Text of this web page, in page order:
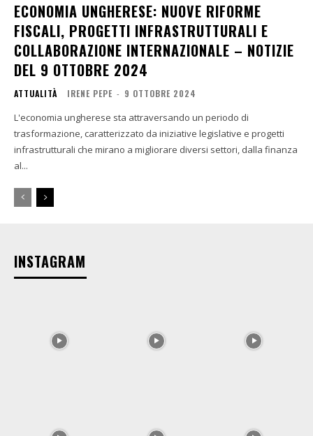
ECONOMIA UNGHERESE: NUOVE RIFORME
FISCALI, PROGETTI INFRASTRUTTURALI E
COLLABORAZIONE INTERNAZIONALE – NOTIZIE
DEL 9 OTTOBRE 2024
ATTUALITÀ IRENE PEPE - 9 OTTOBRE 2024
L'economia ungherese sta attraversando un periodo di
trasformazione, caratterizzato da iniziative legislative e progetti
infrastrutturali che mirano a migliorare diversi settori, dalla finanza
al...
INSTAGRAM